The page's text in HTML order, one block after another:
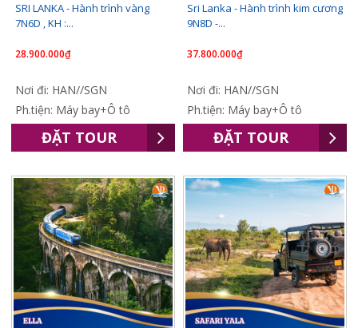
SRI LANKA - Hành trình vàng
7N6D , KH :...
28.900.000₫
Nơi đi: HAN//SGN
Ph.tiện: Máy bay+Ô tô
ĐẶT TOUR
Sri Lanka - Hành trình kim cương
9N8D -...
37.800.000₫
Nơi đi: HAN//SGN
Ph.tiện: Máy bay+Ô tô
ĐẶT TOUR